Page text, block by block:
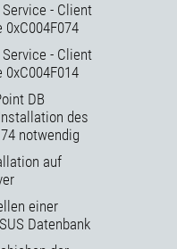
- Client
0xC004F074
- Client
0xC004F014
DB
des
notwendig
auf
einer
Datenbank